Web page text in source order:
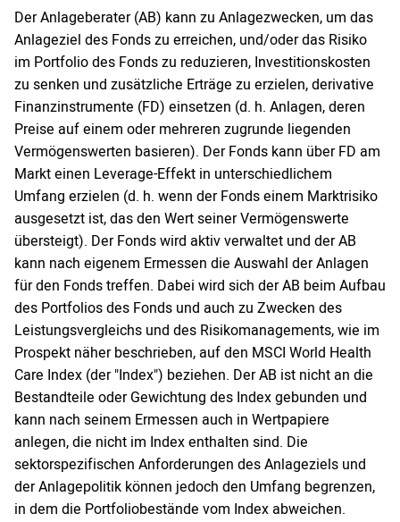
Der Anlageberater (AB) kann zu Anlagezwecken, um das
Anlageziel des Fonds zu erreichen, und/oder das Risiko
im Portfolio des Fonds zu reduzieren, Investitionskosten
zu senken und zusätzliche Erträge zu erzielen, derivative
Finanzinstrumente (FD) einsetzen (d. h. Anlagen, deren
Preise auf einem oder mehreren zugrunde liegenden
Vermögenswerten basieren). Der Fonds kann über FD am
Markt einen Leverage-Effekt in unterschiedlichem
Umfang erzielen (d. h. wenn der Fonds einem Marktrisiko
ausgesetzt ist, das den Wert seiner Vermögenswerte
übersteigt). Der Fonds wird aktiv verwaltet und der AB
kann nach eigenem Ermessen die Auswahl der Anlagen
für den Fonds treffen. Dabei wird sich der AB beim Aufbau
des Portfolios des Fonds und auch zu Zwecken des
Leistungsvergleichs und des Risikomanagements, wie im
Prospekt näher beschrieben, auf den MSCI World Health
Care Index (der "Index") beziehen. Der AB ist nicht an die
Bestandteile oder Gewichtung des Index gebunden und
kann nach seinem Ermessen auch in Wertpapiere
anlegen, die nicht im Index enthalten sind. Die
sektorspezifischen Anforderungen des Anlageziels und
der Anlagepolitik können jedoch den Umfang begrenzen,
in dem die Portfoliobestände vom Index abweichen.